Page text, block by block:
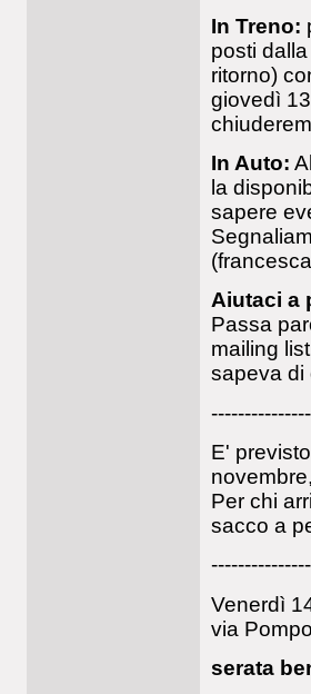
In Treno:
posti
ritorno)
giovedì
In Auto:
la
sapere
(
Aiutaci a
Passa
mailing
sapeva di
E'
Per chi
sacco a
Venerdì
via
serata